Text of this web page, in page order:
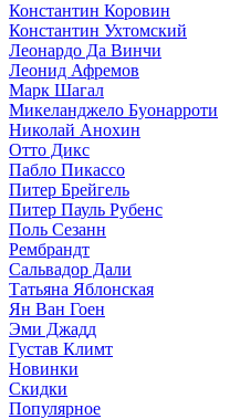
Константин Коровин
Константин Ухтомский
Леонардо Да Винчи
Леонид Афремов
Марк Шагал
Микеланджело Буонарроти
Николай Анохин
Отто Дикс
Пабло Пикассо
Питер Брейгель
Питер Пауль Рубенс
Поль Сезанн
Рембрандт
Сальвадор Дали
Татьяна Яблонская
Ян Ван Гоен
Эми Джадд
Густав Климт
Новинки
Скидки
Популярное